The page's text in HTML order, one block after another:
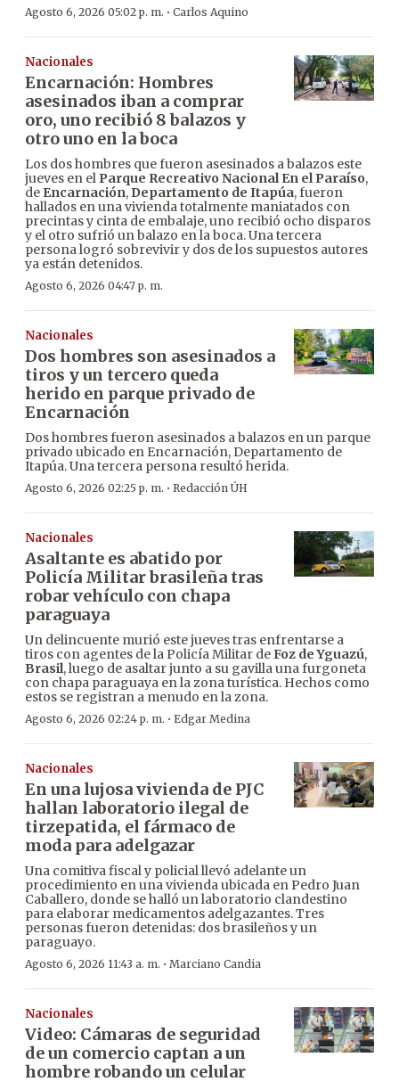
Agosto 6, 2026 05:02 p. m. · Carlos Aquino
Nacionales
Encarnación: Hombres
asesinados iban a comprar
oro, uno recibió 8 balazos y
otro uno en la boca
Los dos hombres que fueron asesinados a balazos este
jueves en el Parque Recreativo Nacional En el Paraíso,
de Encarnación, Departamento de Itapúa, fueron
hallados en una vivienda totalmente maniatados con
precintas y cinta de embalaje, uno recibió ocho disparos
y el otro sufrió un balazo en la boca. Una tercera
persona logró sobrevivir y dos de los supuestos autores
ya están detenidos.
Agosto 6, 2026 04:47 p. m.
Nacionales
Dos hombres son asesinados a
tiros y un tercero queda
herido en parque privado de
Encarnación
Dos hombres fueron asesinados a balazos en un parque
privado ubicado en Encarnación, Departamento de
Itapúa. Una tercera persona resultó herida.
Agosto 6, 2026 02:25 p. m. · Redacción ÚH
Nacionales
Asaltante es abatido por
Policía Militar brasileña tras
robar vehículo con chapa
paraguaya
Un delincuente murió este jueves tras enfrentarse a
tiros con agentes de la Policía Militar deFoz de Yguazú,
Brasil, luego de asaltar junto a su gavilla una furgoneta
con chapa paraguaya en la zona turística. Hechos como
estos se registran a menudo en la zona.
Agosto 6, 2026 02:24 p. m. · Edgar Medina
Nacionales
En una lujosa vivienda de PJC
hallan laboratorio ilegal de
tirzepatida, el fármaco de
moda para adelgazar
Una comitiva fiscal y policial llevó adelante un
procedimiento en una vivienda ubicada en Pedro Juan
Caballero, donde se halló un laboratorio clandestino
para elaborar medicamentos adelgazantes. Tres
personas fueron detenidas: dos brasileños y un
paraguayo.
Agosto 6, 2026 11:43 a. m. · Marciano Candia
Nacionales
Video: Cámaras de seguridad
de un comercio captan a un
hombre robando un celular